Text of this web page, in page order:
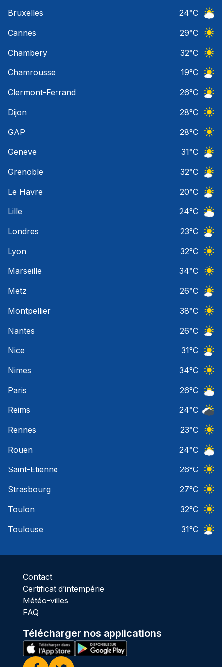
Bruxelles
24°C
Cannes
29°C
Chambery
32°C
Chamrousse
19°C
Clermont-Ferrand
26°C
Dijon
28°C
GAP
28°C
Geneve
31°C
Grenoble
32°C
Le Havre
20°C
Lille
24°C
Londres
23°C
Lyon
32°C
Marseille
34°C
Metz
26°C
Montpellier
38°C
Nantes
26°C
Nice
31°C
Nimes
34°C
Paris
26°C
Reims
24°C
Rennes
23°C
Rouen
24°C
Saint-Etienne
26°C
Strasbourg
27°C
Toulon
32°C
Toulouse
31°C
Contact
Certificat d’intempérie
Météo-villes
FAQ
Télécharger nos applications